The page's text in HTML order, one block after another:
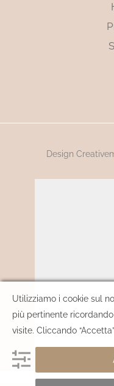
Design
Utilizziamo i cookie sul
più pertinente
visite. Cliccando